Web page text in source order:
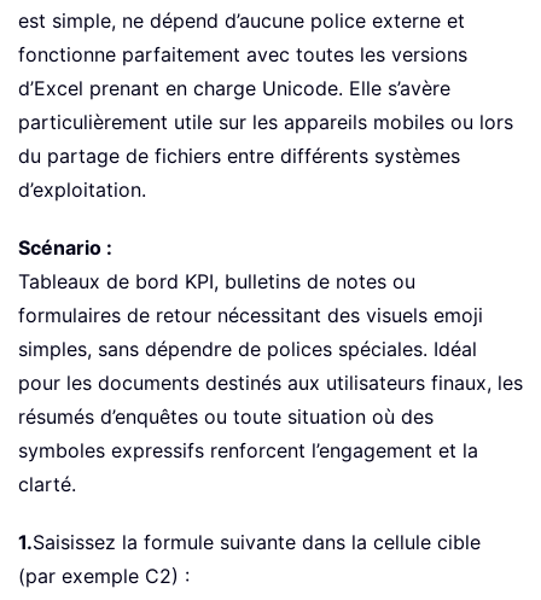
est simple, ne dépend d’aucune police externe et
fonctionne parfaitement avec toutes les versions
d’Excel prenant en charge Unicode. Elle s’avère
particulièrement utile sur les appareils mobiles ou lors
du partage de fichiers entre différents systèmes
d’exploitation.
Scénario :
Tableaux de bord KPI, bulletins de notes ou
formulaires de retour nécessitant des visuels emoji
simples, sans dépendre de polices spéciales. Idéal
pour les documents destinés aux utilisateurs finaux, les
résumés d’enquêtes ou toute situation où des
symboles expressifs renforcent l’engagement et la
clarté.
1.Saisissez la formule suivante dans la cellule cible
(par exemple C2) :